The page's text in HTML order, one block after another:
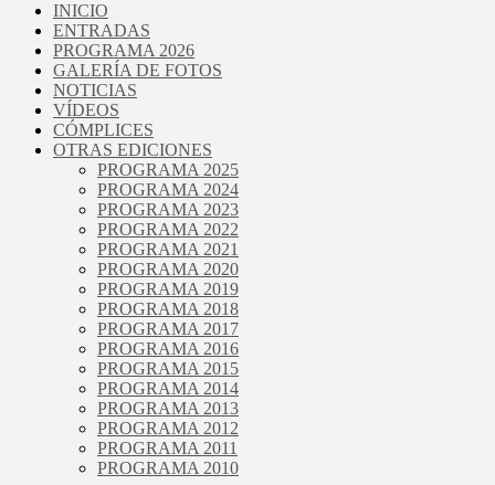
INICIO
ENTRADAS
PROGRAMA 2026
GALERÍA DE FOTOS
NOTICIAS
VÍDEOS
CÓMPLICES
OTRAS EDICIONES
PROGRAMA 2025
PROGRAMA 2024
PROGRAMA 2023
PROGRAMA 2022
PROGRAMA 2021
PROGRAMA 2020
PROGRAMA 2019
PROGRAMA 2018
PROGRAMA 2017
PROGRAMA 2016
PROGRAMA 2015
PROGRAMA 2014
PROGRAMA 2013
PROGRAMA 2012
PROGRAMA 2011
PROGRAMA 2010